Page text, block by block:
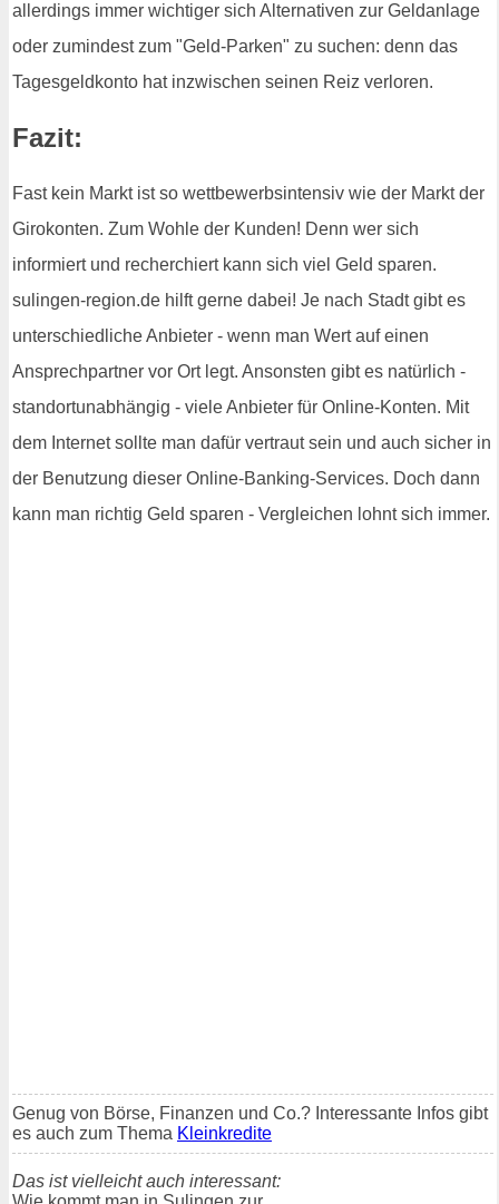
allerdings immer wichtiger sich Alternativen zur Geldanlage
oder zumindest zum "Geld-Parken" zu suchen: denn das
Tagesgeldkonto hat inzwischen seinen Reiz verloren.
Fazit:
Fast kein Markt ist so wettbewerbsintensiv wie der Markt der
Girokonten. Zum Wohle der Kunden! Denn wer sich
informiert und recherchiert kann sich viel Geld sparen.
sulingen-region.de hilft gerne dabei! Je nach Stadt gibt es
unterschiedliche Anbieter - wenn man Wert auf einen
Ansprechpartner vor Ort legt. Ansonsten gibt es natürlich -
standortunabhängig - viele Anbieter für Online-Konten. Mit
dem Internet sollte man dafür vertraut sein und auch sicher in
der Benutzung dieser Online-Banking-Services. Doch dann
kann man richtig Geld sparen - Vergleichen lohnt sich immer.
Genug von Börse, Finanzen und Co.? Interessante Infos gibt
es auch zum Thema Kleinkredite
Das ist vielleicht auch interessant: